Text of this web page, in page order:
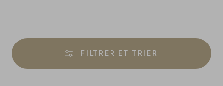
overviewFILTRER ET TRIER